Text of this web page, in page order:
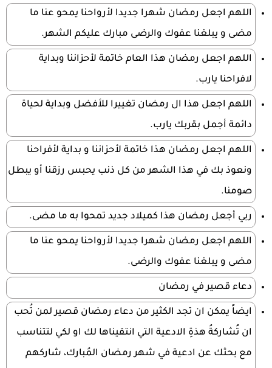
اللهم اجعل رمضان شهرا جديدا لأرواحنا يمحو عنا ما
مضى و يبلغنا عفوك والرضى مبارك عليكم الشهر.
اللهم اجعل رمضان هذا العام خاتمة لأحزاننا وبداية
لافراحنا يارب.
اللهم اجعل هذا ال رمضان تغييرا للأفضل وبداية لحياة
دائمة أجمل بقربك يارب.
اللهم اجعل رمضان هذا خاتمة لأحزاننا و بداية لأفراحنا
ونعوذ بك في هذا الشهر من كل ذنب يحبس رزقنا أو يبطل
صومنا.
ربي أجعل رمضان هذا كميلاد جديد تمحوا به ما مضى.
اللهم اجعل رمضان شهرا جديدا لأرواحنا يمحو عنا ما
مضى و يبلغنا عفوك والرضى.
دعاء قصير في رمضان
ايضاً يمكن ان تجد الكثير من دعاء رمضان قصير لمن تُحب
ان تُشاركةُ هذةِ الادعية التي انتقيناها لك او لكي لتتناسب
مع بحثك عن ادعية في شهر رمضان المُبارك، شاركهم